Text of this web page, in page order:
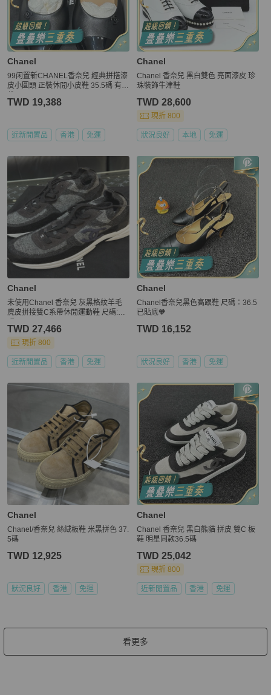
Chanel
99闲置新CHANEL香奈兒 經典拼搭漆
皮小圓頭 正裝休閒小皮鞋 35.5碼 有塵
TWD 19,388
近新閒置品 香港 免運
Chanel
Chanel 香奈兒 黑白雙色 亮面漆皮 珍
珠裝飾牛津鞋
TWD 28,600
現折 800
狀況良好 本地 免運
Chanel
未使用Chanel 香奈兒 灰黑格紋羊毛
麂皮拼接雙C系帶休閒運動鞋 尺碼:39
TWD 27,466
現折 800
近新閒置品 香港 免運
Chanel
Chanel香奈兒黑色高跟鞋 尺碼：36.5
已貼底🧡
TWD 16,152
狀況良好 香港 免運
Chanel
Chanel/香奈兒 絲絨板鞋 米黑拼色 37.
5碼
TWD 12,925
狀況良好 香港 免運
Chanel
Chanel 香奈兒 黑白熊貓 拼皮 雙C 板
鞋 明星同款36.5碼
TWD 25,042
現折 800
近新閒置品 香港 免運
看更多